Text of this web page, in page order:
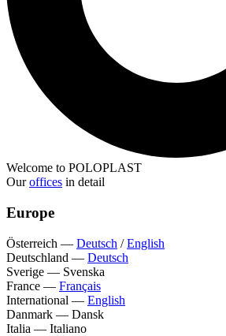
Welcome to POLOPLAST
Ouroffices in detail
Europe
Österreich — Deutsch /English
Deutschland — Deutsch
Sverige — Svenska
France — Français
International — English
Danmark — Dansk
Italia — Italiano